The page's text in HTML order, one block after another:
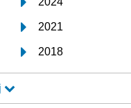
2021
2018
2015
2012